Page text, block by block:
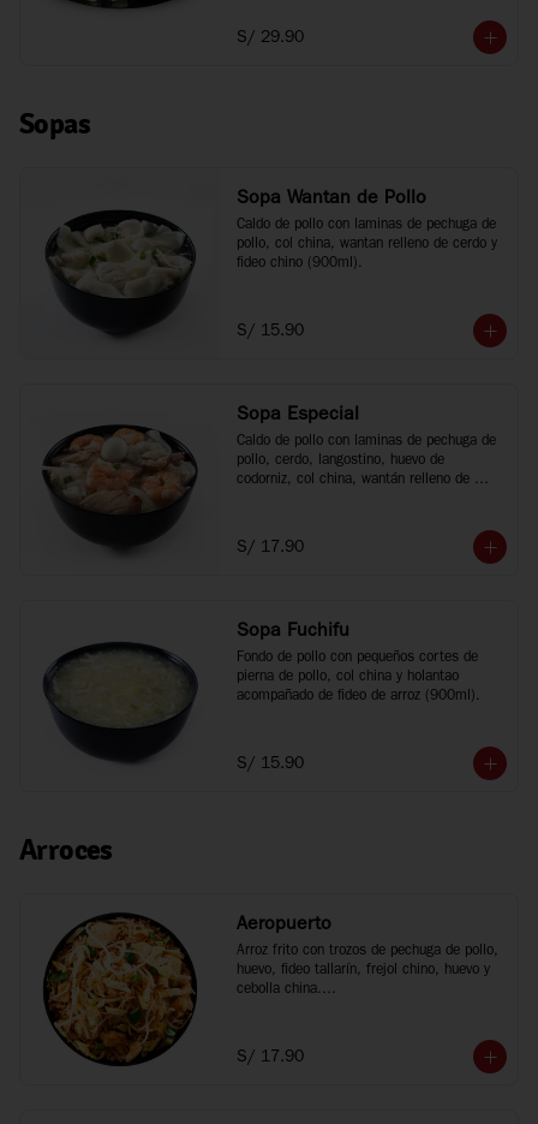
S/ 29.90
Sopas
Sopa Wantan de Pollo
Caldo de pollo con laminas de pechuga de
pollo, col china, wantan relleno de cerdo y
fideo chino (900ml).
S/ 15.90
Sopa Especial
Caldo de pollo con laminas de pechuga de
pollo, cerdo, langostino, huevo de
codorniz, col china, wantán relleno de
S/ 17.90
Sopa Fuchifu
Fondo de pollo con pequeños cortes de
pierna de pollo, col china y holantao
acompañado de fideo de arroz (900ml).
S/ 15.90
Arroces
Aeropuerto
Arroz frito con trozos de pechuga de pollo,
huevo, fideo tallarín, frejol chino, huevo y
cebolla china.
*Fotos referenciales
S/ 17.90